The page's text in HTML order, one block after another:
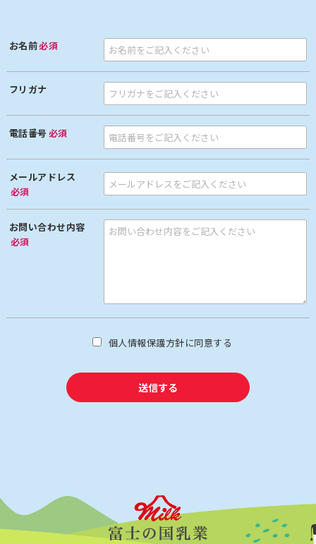
商品のご購入、お問い合わせをされた際にお客様の個人情報を収
集することがございます。
収集するにあたっては利用目的を明記の上、適法かつ公正な手段
収集する個人情報は以下の通りです。
a) お名前、フリガナ
b) ご住所
c) お電話番号
e) お取引履歴及びその内容
f) 上記を組み合わせることで特定の個人が識別できる情報
a) ご注文の確認、照会
b) 商品発送の確認、照会
a) 法令に基づく場合、及び国の機関若しくは地方公共団体又はそ
の委託を受けた者が法令の定める事務を遂行することに対して協
お客様よりお預かりした個人情報の安全管理はサービス提供会社
によって合理的、組織的、物理的、人的、技術的施策を講じると
ともに、当社では関連法令に準じた適切な取扱いを行うことで個
お名前必須
フリガナ
電話番号 必須
メールアドレス
必須
お問い合わせ内容
必須
個人情報保護方針に同意する